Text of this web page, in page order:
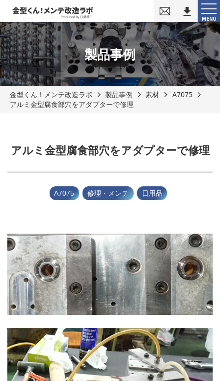
MENU
い
合
わ
せ
製品事例
金型くん！メンテ改造ラボ 製品事例 素材
A7075
アルミ金型腐食部穴をアダプターで修理
アルミ金型腐食部穴をアダプターで修理
A7075 修理・メンテ 日用品